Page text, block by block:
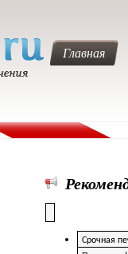
Главная
Срочная